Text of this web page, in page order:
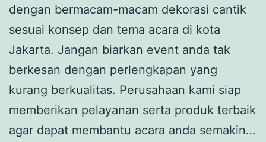
dengan bermacam-macam dekorasi cantik
sesuai konsep dan tema acara di kota
Jakarta. Jangan biarkan event anda tak
berkesan dengan perlengkapan yang
kurang berkualitas. Perusahaan kami siap
memberikan pelayanan serta produk terbaik
agar dapat membantu acara anda semakin…